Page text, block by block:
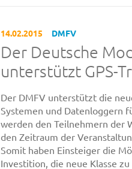
14.02.2015 DMFV
Der Deutsche
unterstützt GPS-
Der DMFV unterstützt die
Systemen und Datenloggern
werden den Teilnehmern der
den Zeitraum der
Somit haben Einsteiger die
Investition, die neue Klasse